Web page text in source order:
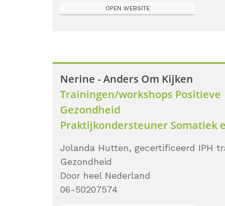
OPEN WEBSITE
Nerine - Anders Om Kijken
Trainingen/workshops Positieve
Gezondheid
Praktijkondersteuner Somatiek
Jolanda Hutten, gecertificeerd IPH
Gezondheid
Door heel Nederland
06-50207574